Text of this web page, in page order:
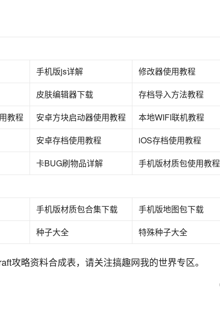
手机版js详解
修改器使用教程
皮肤编辑器下载
存档导入方法教程
教程
安卓方块启动器使用教程
本地WIFI联机教程
安卓存档使用教程
iOS存档使用教程
卡BUG刷物品详解
手机版材质包使用教程
手机版材质包合集下载
手机版地图包下载
种子大全 特殊种子大全
攻略资料合成表，请关注搞趣网我的世界专区。